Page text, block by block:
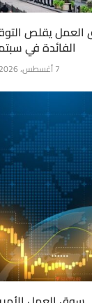
يقلص
الفائدة في
7 أغسطس، 2026